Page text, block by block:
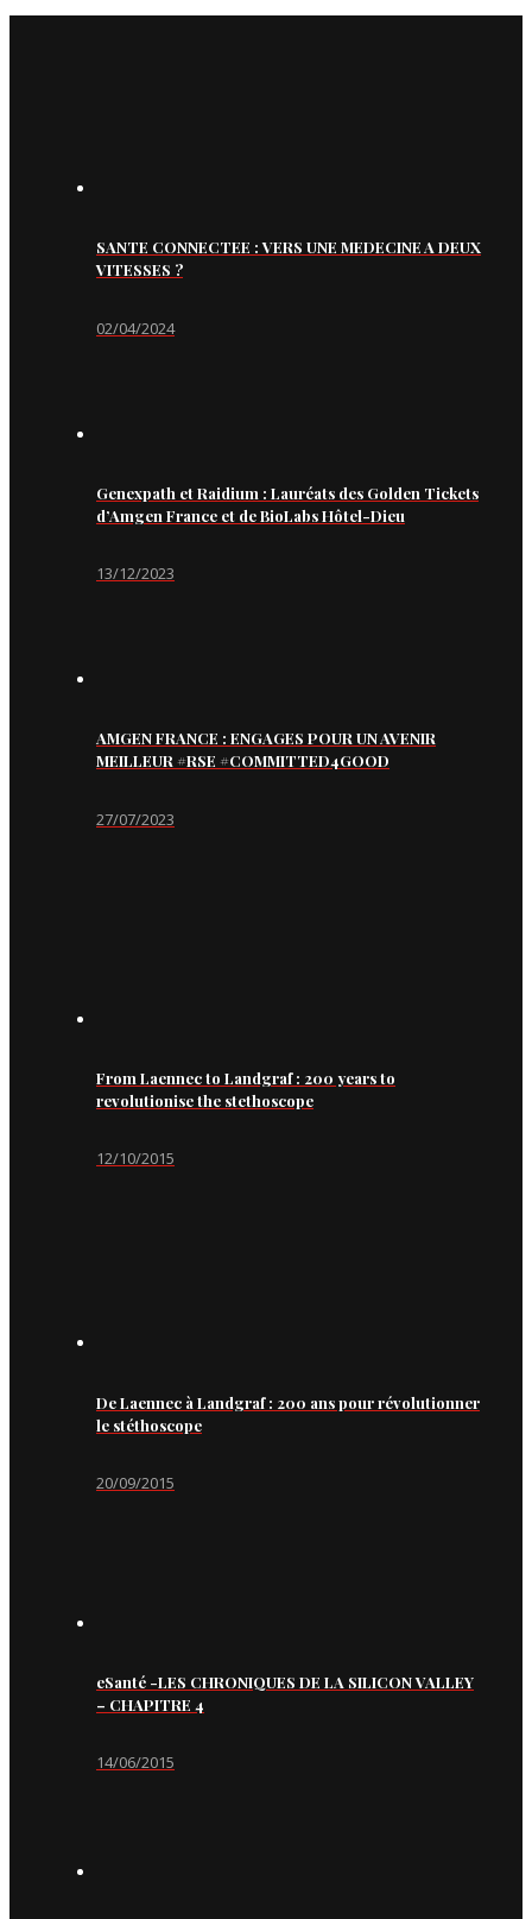
SANTE CONNECTEE : VERS UNE MEDECINE A DEUX
VITESSES ?
02/04/2024
Genexpath et Raidium : Lauréats des Golden Tickets
d’Amgen France et de BioLabs Hôtel-Dieu
13/12/2023
AMGEN FRANCE : ENGAGES POUR UN AVENIR
MEILLEUR #RSE #COMMITTED4GOOD
27/07/2023
From Laennec to Landgraf : 200 years to
revolutionise the stethoscope
12/10/2015
De Laennec à Landgraf : 200 ans pour révolutionner
le stéthoscope
20/09/2015
eSanté -LES CHRONIQUES DE LA SILICON VALLEY
– CHAPITRE 4
14/06/2015